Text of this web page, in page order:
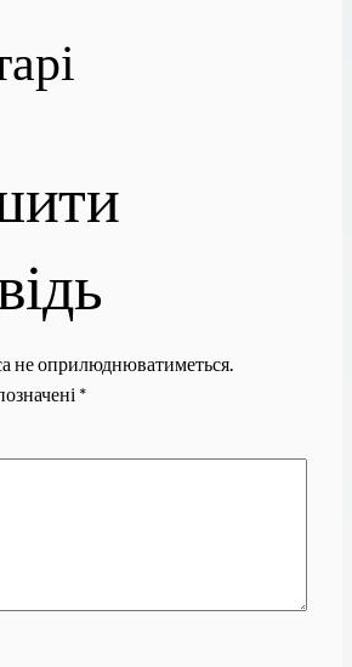
не оприлюднюватиметься.
*